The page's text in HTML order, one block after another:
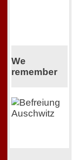
We
remember